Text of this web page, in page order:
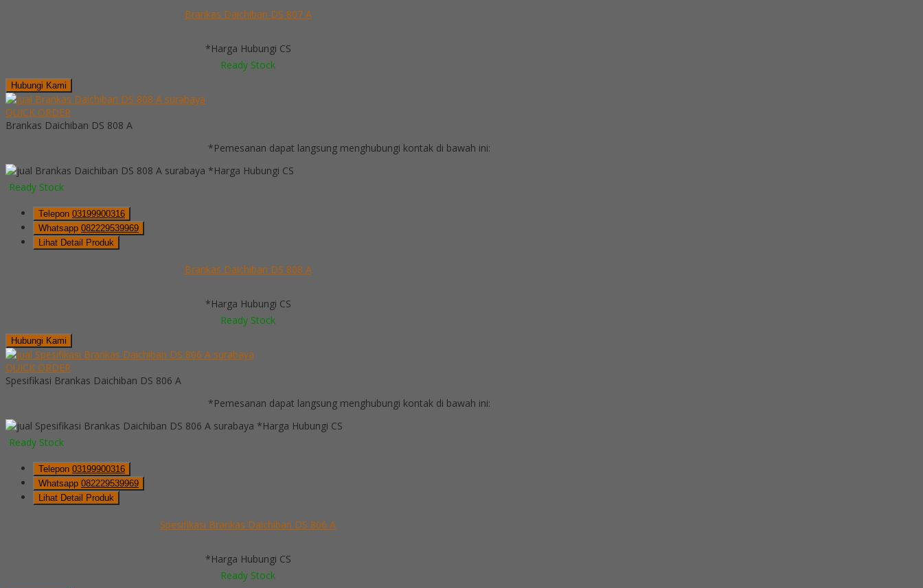
Brankas Daichiban DS 807 A
*Harga Hubungi CS
Ready Stock
Hubungi Kami
QUICK ORDER
Brankas Daichiban DS 808 A
*Pemesanan dapat langsung menghubungi kontak di bawah ini:
*Harga Hubungi CS
Ready Stock
Telepon 03199900316
Whatsapp 082229539969
Lihat Detail Produk
Brankas Daichiban DS 808 A
*Harga Hubungi CS
Ready Stock
Hubungi Kami
QUICK ORDER
Spesifikasi Brankas Daichiban DS 806 A
*Pemesanan dapat langsung menghubungi kontak di bawah ini:
*Harga Hubungi CS
Ready Stock
Telepon 03199900316
Whatsapp 082229539969
Lihat Detail Produk
Spesifikasi Brankas Daichiban DS 806 A
*Harga Hubungi CS
Ready Stock